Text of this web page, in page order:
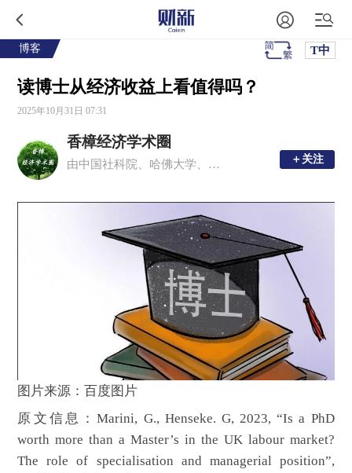
博客 T中
读博士从经济收益上看值得吗？
2025年10月31日 07:31
香樟经济学术圈
由中国社科院、哈佛大学、多伦多大学等国内外青年经济学者发起 ＋关注
＋关注
图片来源：百度图片
原文信息：Marini, G., Henseke. G, 2023, “Is a PhD
worth more than a Master’s in the UK labour market?
The role of specialisation and managerial position”,